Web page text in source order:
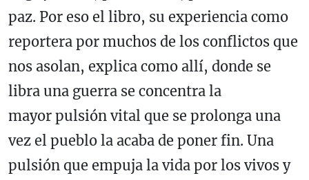
paz. Por eso el libro, su experiencia como
reportera por muchos de los conflictos que
nos asolan, explica como allí, donde se
libra una guerra se concentra la
mayor pulsión vital que se prolonga una
vez el pueblo la acaba de poner fin. Una
pulsión que empuja la vida por los vivos y